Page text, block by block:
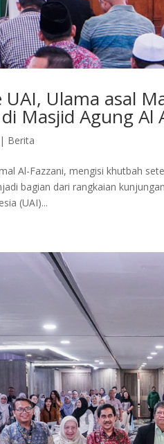
Ulama asal
Masjid Agung Al
| Berita
Al-Fazzani, mengisi khutbah
bagian dari rangkaian
(UAI)...